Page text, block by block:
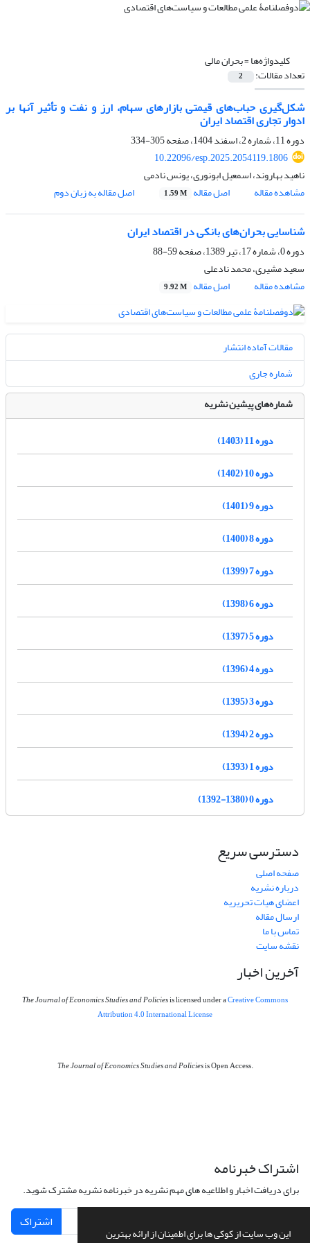
این وب سایت از کوکی ها برای اطمینان از ارائه بهترین
کلیدواژه‌ها =بحران مالی
تعداد مقالات: 2
شکل‌گیری حباب‌های قیمتی بازارهای سهام، ارز و نفت و تأثیر آنها بر
ادوار تجاری اقتصاد ایران
دوره 11، شماره 2، اسفند 1404، صفحه
305-334
10.22096/esp.2025.2054119.1806
ناهید بهاروند، اسمعیل ابونوری، یونس نادمی
مشاهده مقاله
اصل مقاله 1.59 M اصل مقاله به زبان دوم
شناسایی بحران‌های بانکی در اقتصاد ایران
دوره 0، شماره 17، تیر 1389، صفحه
59-88
سعید مشیری، محمد نادعلی
مشاهده مقاله
اصل مقاله 9.92 M
مقالات آماده انتشار
شماره جاری
شماره‌های پیشین نشریه
دوره 11 (1403)
دوره 10 (1402)
دوره 9 (1401)
دوره 8 (1400)
دوره 7 (1399)
دوره 6 (1398)
دوره 5 (1397)
دوره 4 (1396)
دوره 3 (1395)
دوره 2 (1394)
دوره 1 (1393)
دوره 0 (1380-1392)
دسترسی سریع
صفحه اصلی
درباره نشریه
اعضای هیات تحریریه
ارسال مقاله
تماس با ما
نقشه سایت
آخرین اخبار
The Journal of Economics Studies and Policiesis licensed under aCreative Commons
Attribution 4.0 International License
The Journal of Economics Studies and Policiesis Open Access.
اشتراک خبرنامه
برای دریافت اخبار و اطلاعیه های مهم نشریه در خبرنامه نشریه مشترک شوید.
اشتراک